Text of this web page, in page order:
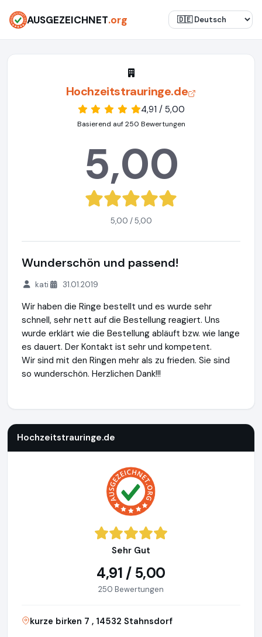
AUSGEZEICHNET.org
Hochzeitstrauringe.de
4,91 / 5,00
Basierend auf 250 Bewertungen
5,00
5,00 / 5,00
Wunderschön und passend!
kati 31.01.2019
Wir haben die Ringe bestellt und es wurde sehr
schnell, sehr nett auf die Bestellung reagiert. Uns
wurde erklärt wie die Bestellung abläuft bzw. wie lange
es dauert. Der Kontakt ist sehr und kompetent.
Wir sind mit den Ringen mehr als zu frieden. Sie sind
so wunderschön. Herzlichen Dank!!!
Hochzeitstrauringe.de
Sehr Gut
4,91 / 5,00
250 Bewertungen
kurze birken 7 , 14532 Stahnsdorf